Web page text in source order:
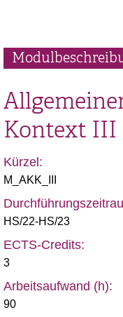
Kontext III
Kürzel:
M_AKK_III
HS/22-HS/23
ECTS-Credits:
3
Arbeitsaufwand (h):
90